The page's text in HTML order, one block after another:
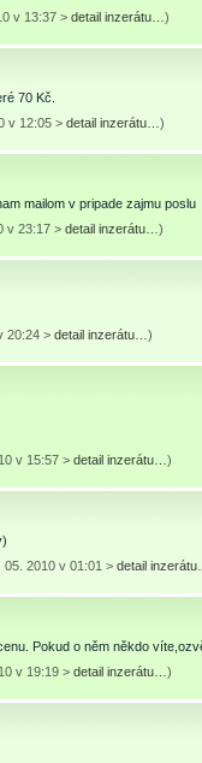
v 13:37 > detail inzerátu… )
70 Kč.
v 12:05 > detail inzerátu… )
mailom v pripade zajmu poslu
v 23:17 > detail inzerátu… )
20:24 > detail inzerátu… )
v 15:57 > detail inzerátu… )
05. 2010 v 01:01 > detail
Pokud o něm někdo
v 19:19 > detail inzerátu… )